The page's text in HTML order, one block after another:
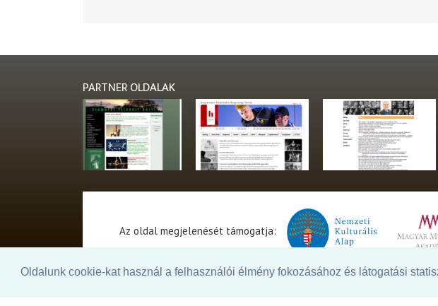
Oldalunk cookie-kat használ a felhasználói élmény fokozásához és látogatási
PARTNER OLDALAK
Az oldal megjelenését támogatja: